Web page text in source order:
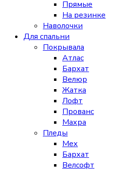
Прямые
На резинке
Наволочки
Для спальни
Покрывала
Атлас
Бархат
Велюр
Жатка
Лофт
Прованс
Махра
Пледы
Мех
Бархат
Велсофт